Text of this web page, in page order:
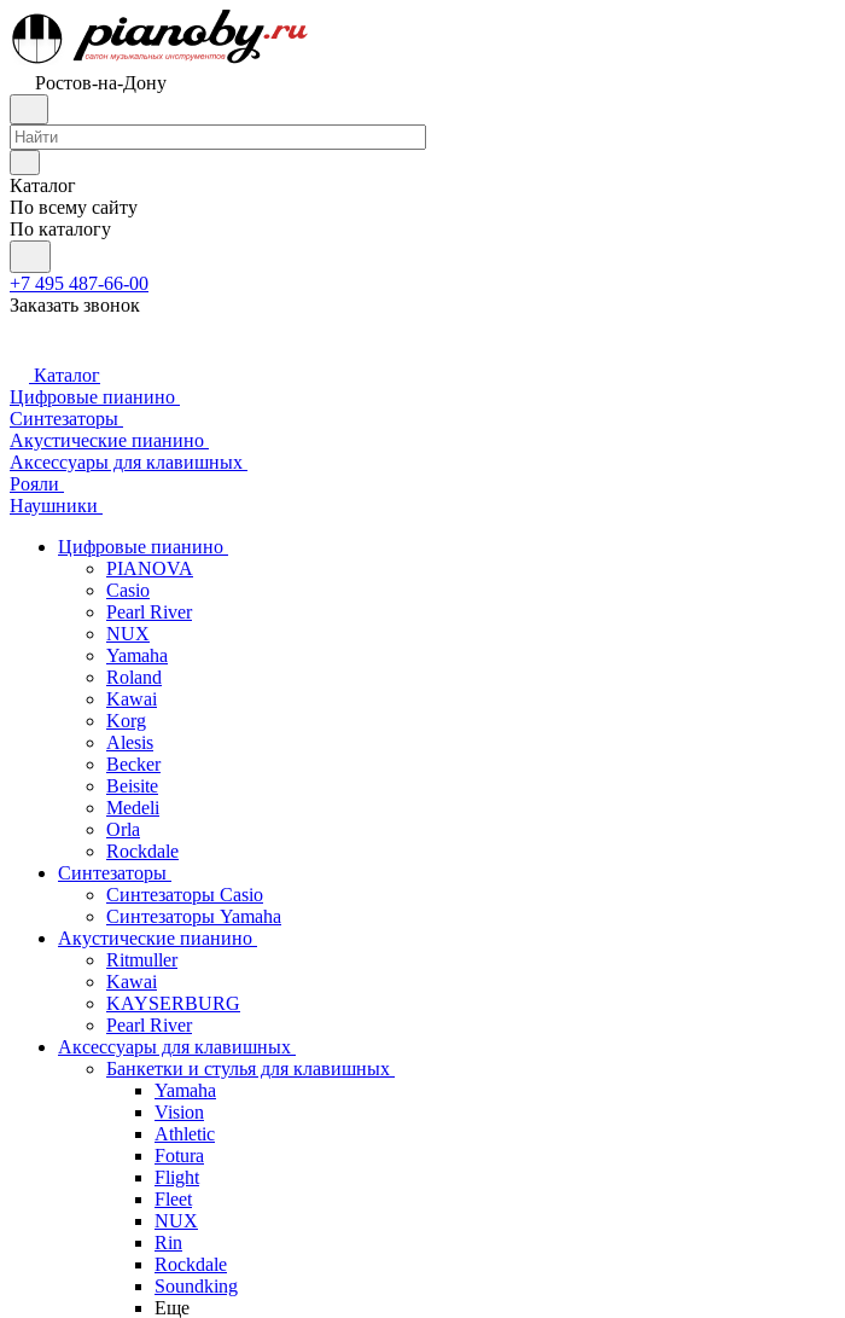
Ростов-на-Дону
Каталог
По всему сайту
По каталогу
+7 495 487-66-00
Заказать звонок
Каталог
Цифровые пианино
Синтезаторы
Акустические пианино
Аксессуары для клавишных
Рояли
Наушники
Цифровые пианино
PIANOVA
Casio
Pearl River
NUX
Yamaha
Roland
Kawai
Korg
Alesis
Becker
Beisite
Medeli
Orla
Rockdale
Синтезаторы
Синтезаторы Casio
Синтезаторы Yamaha
Акустические пианино
Ritmuller
Kawai
KAYSERBURG
Pearl River
Аксессуары для клавишных
Банкетки и стулья для клавишных
Yamaha
Vision
Athletic
Fotura
Flight
Fleet
NUX
Rin
Rockdale
Soundking
Еще